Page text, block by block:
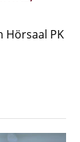
Hörsaal PK